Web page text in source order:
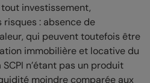
investissement,
: absence de
qui peuvent toutefois être
immobilière et locative du
n’étant pas un produit
moindre comparée aux